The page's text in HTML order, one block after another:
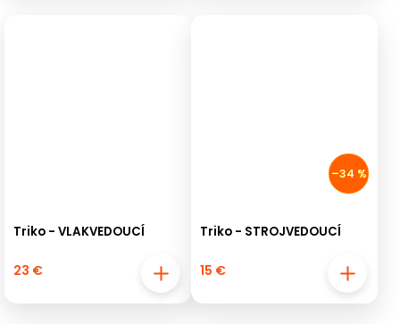
Triko - VLAKVEDOUCÍ
23 €
–34 %
Triko - STROJVEDOUCÍ
15 €